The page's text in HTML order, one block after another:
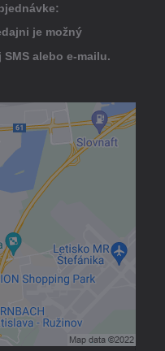
je možný
alebo e-mailu.
Voľbami
obsah?
s druhom
okne